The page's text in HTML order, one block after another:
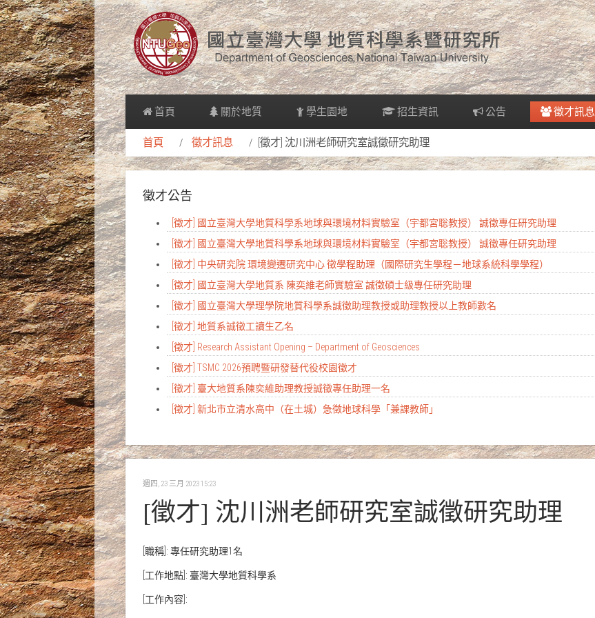
首頁 關於地質 學生園地 招生資訊 公告 徵才訊息
首頁 徵才訊息 [徵才] 沈川洲老師研究室誠徵研究助理
徵才公告
[徵才] 國立臺灣大學地質科學系地球與環境材料實驗室（宇都宮聡教授） 誠徵專任研究助理
[徵才] 國立臺灣大學地質科學系地球與環境材料實驗室（宇都宮聡教授） 誠徵專任研究助理
[徵才] 中央研究院 環境變遷研究中心 徵學程助理（國際研究生學程－地球系統科學學程）
[徵才] 國立臺灣大學地質系 陳奕維老師實驗室 誠徵碩士級專任研究助理
[徵才] 國立臺灣大學理學院地質科學系誠徵助理教授或助理教授以上教師數名
[徵才] 地質系誠徵工讀生乙名
[徵才] Research Assistant Opening – Department of Geosciences
[徵才] TSMC 2026預聘暨研發替代役校園徵才
[徵才] 臺大地質系陳奕維助理教授誠徵專任助理一名
[徵才] 新北市立清水高中（在土城）急徵地球科學「兼課教師」
週四, 23 三月 2023 15:23
[徵才] 沈川洲老師研究室誠徵研究助理
[職稱]: 專任研究助理1名
[工作地點]: 臺灣大學地質科學系
[工作內容]: